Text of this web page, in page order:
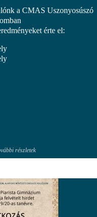
a CMAS Uszonyosúszó
érte el:
részletek